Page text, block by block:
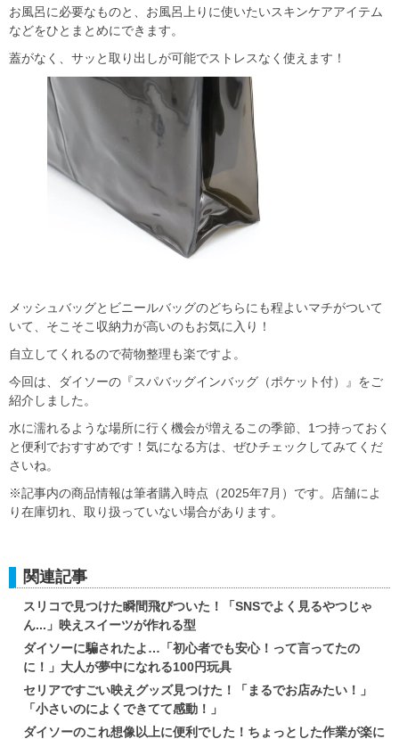
お風呂に必要なものと、お風呂上りに使いたいスキンケアアイテム
などをひとまとめにできます。
蓋がなく、サッと取り出しが可能でストレスなく使えます！
メッシュバッグとビニールバッグのどちらにも程よいマチがついて
いて、そこそこ収納力が高いのもお気に入り！
自立してくれるので荷物整理も楽ですよ。
今回は、ダイソーの『スパバッグインバッグ（ポケット付）』をご
紹介しました。
水に濡れるような場所に行く機会が増えるこの季節、1つ持っておく
と便利でおすすめです！気になる方は、ぜひチェックしてみてくだ
さいね。
※記事内の商品情報は筆者購入時点（2025年7月）です。店舗によ
り在庫切れ、取り扱っていない場合があります。
関連記事
スリコで見つけた瞬間飛びついた！「SNSでよく見るやつじゃ
ん...」映えスイーツが作れる型
ダイソーに騙されたよ…「初心者でも安心！って言ってたの
に！」大人が夢中になれる100円玩具
セリアですごい映えグッズ見つけた！「まるでお店みたい！」
「小さいのによくできてて感動！」
ダイソーのこれ想像以上に便利でした！ちょっとした作業が楽に